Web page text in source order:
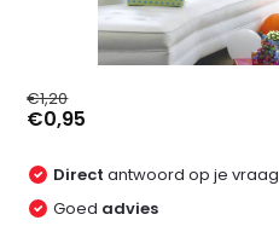
€1,20
€0,95
Direct antwoord op je vraag
Goed advies